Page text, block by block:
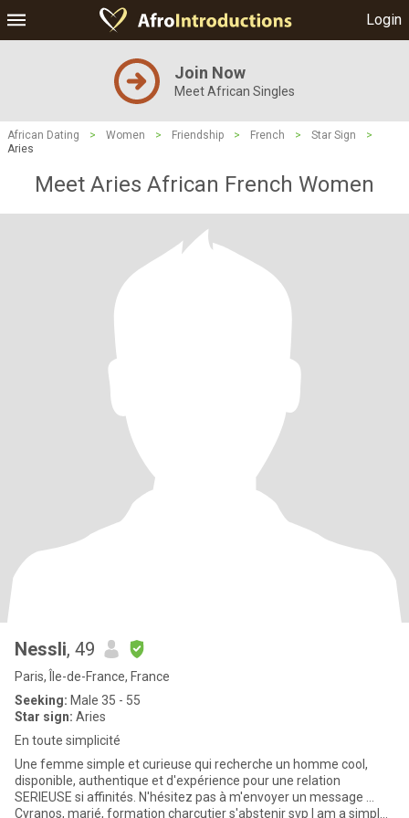
Login
Join Now
Meet African Singles
African Dating > Women > Friendship > French > Star Sign
>
Aries
Meet Aries African French Women
Nessli, 49
Paris, Île-de-France, France
Seeking: Male 35 - 55
Star sign: Aries
En toute simplicité
Une femme simple et curieuse qui recherche un homme cool,
disponible, authentique et d'expérience pour une relation
SERIEUSE si affinités. N'hésitez pas à m'envoyer un message ...
Cyranos, marié, formation charcutier s'abstenir svp I am a simple